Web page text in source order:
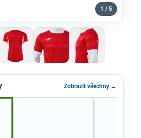
1 / 5
Zobrazit všechny →